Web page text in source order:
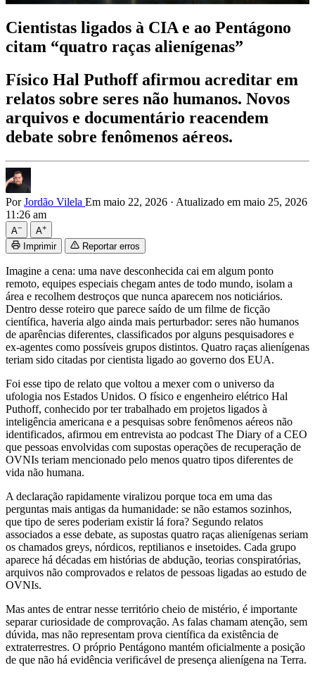
Cientistas ligados à CIA e ao Pentágono
citam “quatro raças alienígenas”
Físico Hal Puthoff afirmou acreditar em
relatos sobre seres não humanos. Novos
arquivos e documentário reacendem
debate sobre fenômenos aéreos.
PorJordão Vilela Em maio 22, 2026 · Atualizado em maio 25, 2026
11:26 am
A− A+
Imprimir Reportar erros
Imagine a cena: uma nave desconhecida cai em algum ponto
remoto, equipes especiais chegam antes de todo mundo, isolam a
área e recolhem destroços que nunca aparecem nos noticiários.
Dentro desse roteiro que parece saído de um filme de ficção
científica, haveria algo ainda mais perturbador: seres não humanos
de aparências diferentes, classificados por alguns pesquisadores e
ex-agentes como possíveis grupos distintos. Quatro raças alienígenas
teriam sido citadas por cientista ligado ao governo dos EUA.
Foi esse tipo de relato que voltou a mexer com o universo da
ufologia nos Estados Unidos. O físico e engenheiro elétrico Hal
Puthoff, conhecido por ter trabalhado em projetos ligados à
inteligência americana e a pesquisas sobre fenômenos aéreos não
identificados, afirmou em entrevista ao podcast The Diary of a CEO
que pessoas envolvidas com supostas operações de recuperação de
OVNIs teriam mencionado pelo menos quatro tipos diferentes de
vida não humana.
A declaração rapidamente viralizou porque toca em uma das
perguntas mais antigas da humanidade: se não estamos sozinhos,
que tipo de seres poderiam existir lá fora? Segundo relatos
associados a esse debate, as supostas quatro raças alienígenas seriam
os chamados greys, nórdicos, reptilianos e insetoides. Cada grupo
aparece há décadas em histórias de abdução, teorias conspiratórias,
arquivos não comprovados e relatos de pessoas ligadas ao estudo de
OVNIs.
Mas antes de entrar nesse território cheio de mistério, é importante
separar curiosidade de comprovação. As falas chamam atenção, sem
dúvida, mas não representam prova científica da existência de
extraterrestres. O próprio Pentágono mantém oficialmente a posição
de que não há evidência verificável de presença alienígena na Terra.